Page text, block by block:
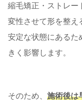
縮毛矯正・ストレー
変性させて形を整え
安定な状態にあるた
きく影響します。
そのため、 施術後は